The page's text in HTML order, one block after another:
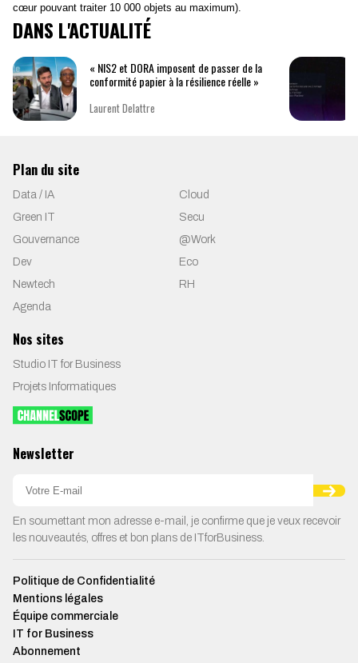
cœur pouvant traiter 10 000 objets au maximum).
DANS L'ACTUALITÉ
« NIS2 et DORA imposent de passer de la
conformité papier à la résilience réelle »
Laurent Delattre
Plan du site
Data / IA
Cloud
Green IT
Secu
Gouvernance
@Work
Dev
Eco
Newtech
RH
Agenda
Nos sites
Studio IT for Business
Projets Informatiques
Newsletter
En soumettant mon adresse e-mail, je confirme que je veux recevoir
les nouveautés, offres et bon plans de ITforBusiness.
Politique de Confidentialité
Mentions légales
Équipe commerciale
IT for Business
Abonnement